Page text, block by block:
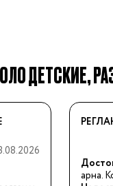
ДЕТСКИЕ,
арна.